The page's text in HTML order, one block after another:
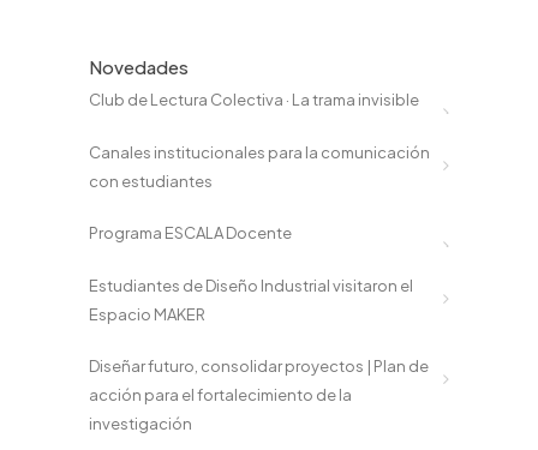
Novedades
Club de Lectura Colectiva · La trama invisible
Canales institucionales para la comunicación
con estudiantes
Programa ESCALA Docente
Estudiantes de Diseño Industrial visitaron el
Espacio MAKER
Diseñar futuro, consolidar proyectos | Plan de
acción para el fortalecimiento de la
investigación